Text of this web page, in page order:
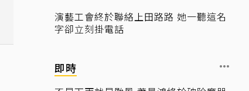
演藝工會終於聯絡上田路路 她一聽這名
字卻立刻掛電話
即時